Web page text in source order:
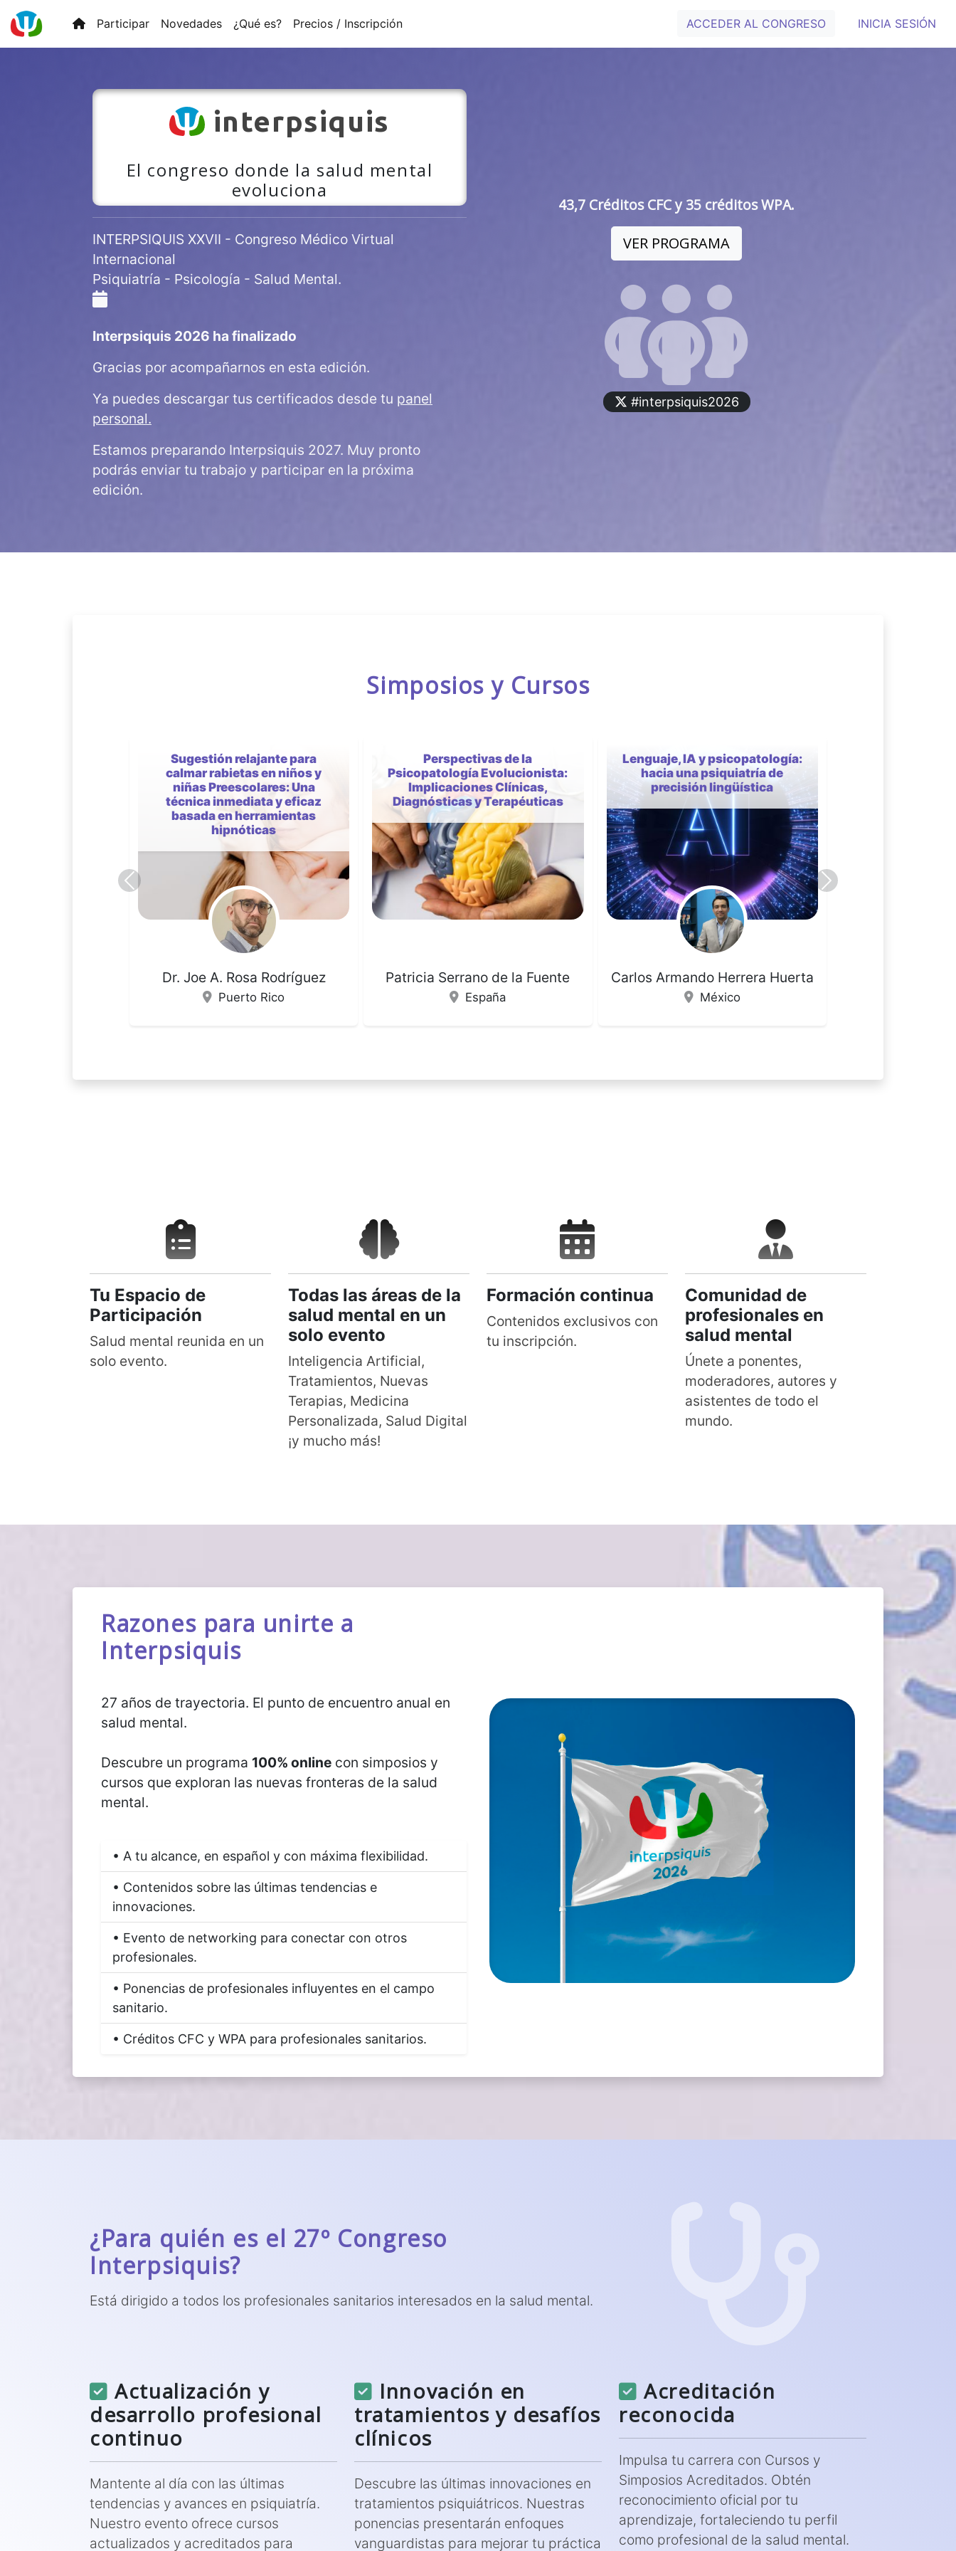
Participar Novedades ¿Qué es? Precios / Inscripción ACCEDER AL CONGRESO INICIA SESIÓN
interpsiquis
El congreso donde la salud mental
evoluciona
INTERPSIQUIS XXVII - Congreso Médico Virtual
Internacional
Psiquiatría - Psicología - Salud Mental.
Interpsiquis 2026 ha finalizado
Gracias por acompañarnos en esta edición.
Ya puedes descargar tus certificados desde tu panel
personal.
Estamos preparando Interpsiquis 2027. Muy pronto
podrás enviar tu trabajo y participar en la próxima
edición.
43,7 Créditos CFC y 35 créditos WPA.
VER PROGRAMA
#interpsiquis2026
Simposios y Cursos
Perspectivas de la
Psicopatología Evolucionista:
Implicaciones Clínicas,
Diagnósticas y Terapéuticas
Patricia Serrano de la Fuente
España
Lenguaje, IA y psicopatología:
hacia una psiquiatría de
precisión lingüística
Carlos Armando Herrera Huerta
México
Las cien caras de la
Disautonomía
Manuel Álvarez Romero
España
Tu Espacio de
Participación
Salud mental reunida en un
solo evento.
Todas las áreas de la
salud mental en un
solo evento
Inteligencia Artificial,
Tratamientos, Nuevas
Terapias, Medicina
Personalizada, Salud Digital
¡y mucho más!
Formación continua
Contenidos exclusivos con
tu inscripción.
Comunidad de
profesionales en
salud mental
Únete a ponentes,
moderadores, autores y
asistentes de todo el
mundo.
Razones para unirte a
Interpsiquis
27 años de trayectoria. El punto de encuentro anual en
salud mental.
Descubre un programa 100% online con simposios y
cursos que exploran las nuevas fronteras de la salud
mental.
• A tu alcance, en español y con máxima flexibilidad.
• Contenidos sobre las últimas tendencias e
innovaciones.
• Evento de networking para conectar con otros
profesionales.
• Ponencias de profesionales influyentes en el campo
sanitario.
• Créditos CFC y WPA para profesionales sanitarios.
¿Para quién es el 27º Congreso
Interpsiquis?
Está dirigido a todos los profesionales sanitarios interesados en la salud mental.
Actualización y
desarrollo profesional
continuo
Mantente al día con las últimas
tendencias y avances en psiquiatría.
Nuestro evento ofrece cursos
actualizados y acreditados para
Innovación en
tratamientos y desafíos
clínicos
Descubre las últimas innovaciones en
tratamientos psiquiátricos. Nuestras
ponencias presentarán enfoques
vanguardistas para mejorar tu práctica
Acreditación
reconocida
Impulsa tu carrera con Cursos y
Simposios Acreditados. Obtén
reconocimiento oficial por tu
aprendizaje, fortaleciendo tu perfil
como profesional de la salud mental.